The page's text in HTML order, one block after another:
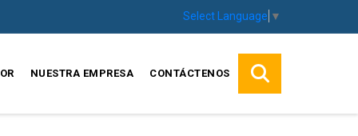
Select Language ▼
NUESTRA EMPRESA CONTÁCTENOS